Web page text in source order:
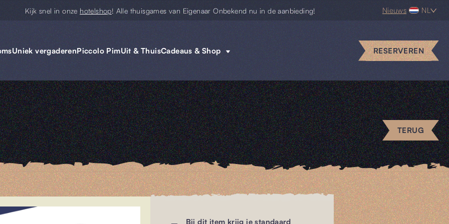
Kijk snel in onze hotelshop! Alle thuisgames van Eigenaar Onbekend nu in de aanbieding! Nieuws NL
Uniek vergaderenPiccolo PimUit & ThuisCadeaus & Shop RESERVEREN
TERUG
Bij dit item krijg je standaard